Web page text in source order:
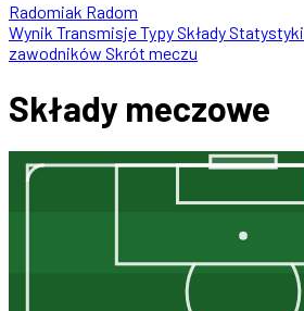
Radomiak Radom
Wynik TransmisjeTypySkładyStatystyki
zawodników Skrót meczu
Składy meczowe